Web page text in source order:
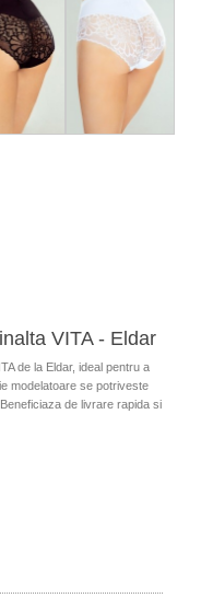
VITA - Eldar
de la Eldar, ideal pentru a
modelatoare se potriveste
de livrare rapida si